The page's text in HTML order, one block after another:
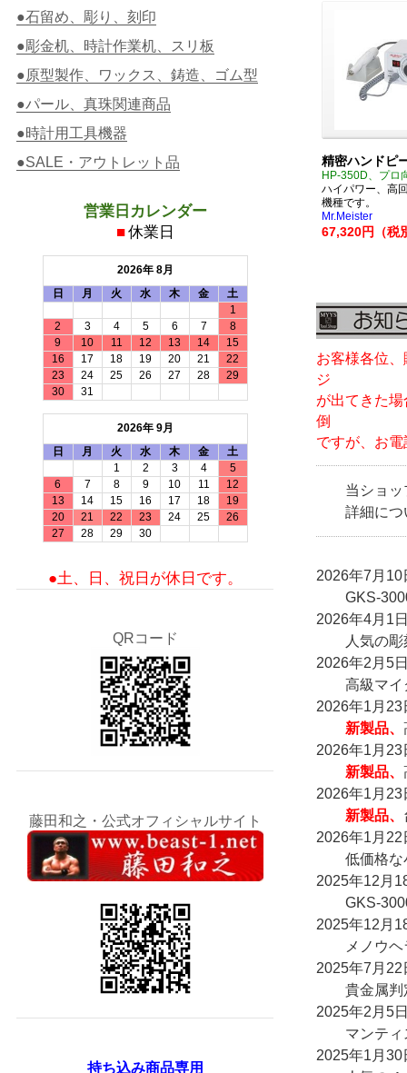
精密ハンドピ
HP-350D、プロ
ハイパワー、高
機種です。
Mr.Meister
67,320円（税
お客様各位
ジ
が出てきた
倒
ですが、お
当ショップ
詳細につ
2026年7月10
GKS-3000
2026年4月1
人気の彫刻
2026年2月5
高級マイク
2026年1月23
新製品、
2026年1月23
新製品、
2026年1月23
新製品、
2026年1月22
低価格な小
2025年12月
GKS-3000
2025年12月
メノウヘラ
2025年7月22
貴金属判定
2025年2月5
マンティス
2025年1月30
●石留め、彫り、刻印
●彫金机、時計作業机、スリ板
●原型製作、ワックス、鋳造、ゴム型
●パール、真珠関連商品
●時計用工具機器
●SALE・アウトレット品
営業日カレンダー
■休業日
2026年 8月
日
月 火 水 木 金
土
1
2
3 4 5 6 7
8
9
10 11 12 13 14
15
16
17 18 19 20 21
22
23
24 25 26 27 28
29
30
31
2026年 9月
日
月 火 水 木 金
土
1
2 3 4
5
6
7 8 9 10 11
12
13
14 15 16 17 18
19
20
21 22 23 24 25
26
27
28 29 30
●土、日、祝日が休日です。
QRコード
藤田和之・公式オフィシャルサイト
持ち込み商品専用